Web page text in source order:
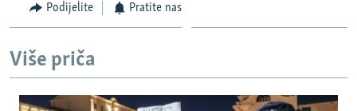
Podijelite Pratite nas
Više priča